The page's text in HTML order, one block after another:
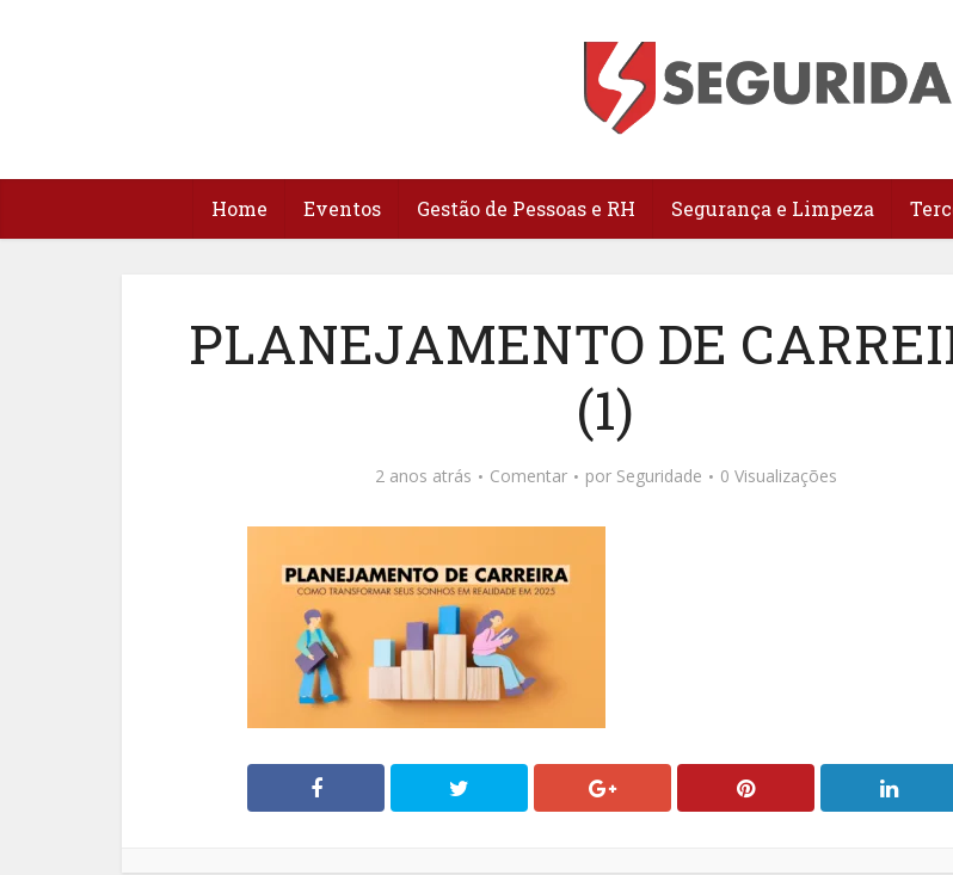
Home Eventos Gestão de Pessoas e RH Segurança e Limpeza
PLANEJAMENTO DE
(1)
2 anos atrás Comentar por Seguridade 0 Visualizações